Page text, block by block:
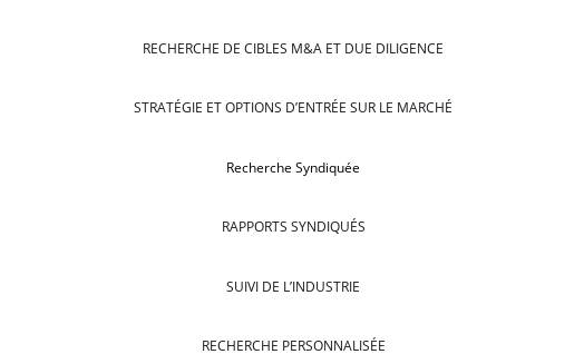
RECHERCHE DE CIBLES M&A ET DUE DILIGENCE
STRATÉGIE ET OPTIONS D’ENTRÉE SUR LE MARCHÉ
Recherche Syndiquée
RAPPORTS SYNDIQUÉS
SUIVI DE L’INDUSTRIE
RECHERCHE PERSONNALISÉE